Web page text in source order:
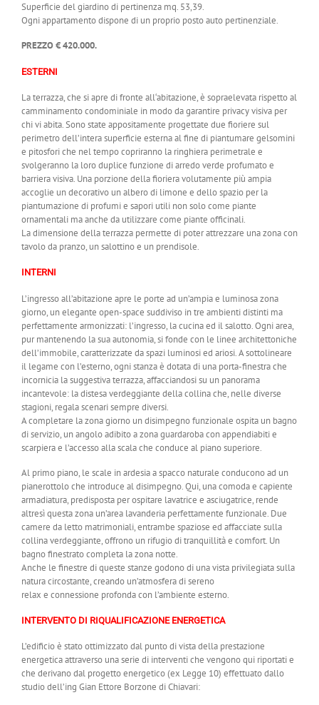
Superficie del giardino di pertinenza mq. 53,39.
Ogni appartamento dispone di un proprio posto auto pertinenziale.
PREZZO € 420.000.
ESTERNI
La terrazza, che si apre di fronte all‘abitazione, è sopraelevata rispetto al
camminamento condominiale in modo da garantire privacy visiva per
chi vi abita. Sono state appositamente progettate due fioriere sul
perimetro dell’intera superficie esterna al fine di piantumare gelsomini
e pitosfori che nel tempo copriranno la ringhiera perimetrale e
svolgeranno la loro duplice funzione di arredo verde profumato e
barriera visiva. Una porzione della fioriera volutamente più ampia
accoglie un decorativo un albero di limone e dello spazio per la
piantumazione di profumi e sapori utili non solo come piante
ornamentali ma anche da utilizzare come piante officinali.
La dimensione della terrazza permette di poter attrezzare una zona con
tavolo da pranzo, un salottino e un prendisole.
INTERNI
L’ingresso all’abitazione apre le porte ad un’ampia e luminosa zona
giorno, un elegante open-space suddiviso in tre ambienti distinti ma
perfettamente armonizzati: l’ingresso, la cucina ed il salotto. Ogni area,
pur mantenendo la sua autonomia, si fonde con le linee architettoniche
dell’immobile, caratterizzate da spazi luminosi ed ariosi. A sottolineare
il legame con l’esterno, ogni stanza è dotata di una porta-finestra che
incornicia la suggestiva terrazza, affacciandosi su un panorama
incantevole: la distesa verdeggiante della collina che, nelle diverse
stagioni, regala scenari sempre diversi.
A completare la zona giorno un disimpegno funzionale ospita un bagno
di servizio, un angolo adibito a zona guardaroba con appendiabiti e
scarpiera e l’accesso alla scala che conduce al piano superiore.
Al primo piano, le scale in ardesia a spacco naturale conducono ad un
pianerottolo che introduce al disimpegno. Qui, una comoda e capiente
armadiatura, predisposta per ospitare lavatrice e asciugatrice, rende
altresì questa zona un’area lavanderia perfettamente funzionale. Due
camere da letto matrimoniali, entrambe spaziose ed affacciate sulla
collina verdeggiante, offrono un rifugio di tranquillità e comfort. Un
bagno finestrato completa la zona notte.
Anche le finestre di queste stanze godono di una vista privilegiata sulla
natura circostante, creando un’atmosfera di sereno
relax e connessione profonda con l’ambiente esterno.
INTERVENTO DI RIQUALIFICAZIONE ENERGETICA
L’edificio è stato ottimizzato dal punto di vista della prestazione
energetica attraverso una serie di interventi che vengono qui riportati e
che derivano dal progetto energetico (ex Legge 10) effettuato dallo
studio dell’ing Gian Ettore Borzone di Chiavari: